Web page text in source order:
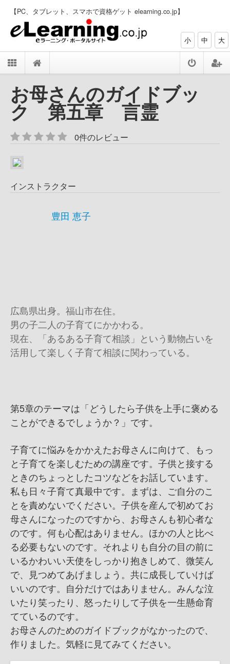
【PC、タブレット、スマホで資格ゲット elearning.co.jp】
小 中 大
お母さんのガイドブッ
ク 第五章 言霊
0件のレビュー
インストラクター
豊田 恵子
広島県出身。福山市在住。
男の子二人の子育てにかかわる。
現在、「あるある子育て相談」という動物占いを
活用して楽しく子育て相談に関わっている。
第5章のテーマは「どうしたら子供を上手に褒める
ことができるでしょうか？」です。
子育てに悩みをかかえたお母さんに向けて、もっ
と子育てを楽しむための講座です。子供と接する
ときのちょっとしたコツなどをお話しています。
私も日々子育て真最中です。まずは、ご自分のこ
とを責めないでください。子供を産んで初めてお
母さんになったのですから、お母さんも初心者な
のです。何も心配はありません。ほかの人と比べ
る必要もないのです。それよりも自分の目の前に
いるかわいい天使をしっかり抱きしめて、微笑ん
で、見つめてあげましょう。共に成長していけば
いいのです。自分だけではありません。みんな泣
いたり笑ったり、怒ったりして子供を一生懸命育
てているのです。
お母さんのためのガイドブックがなかったので、
作りました。気軽に見てみてください。